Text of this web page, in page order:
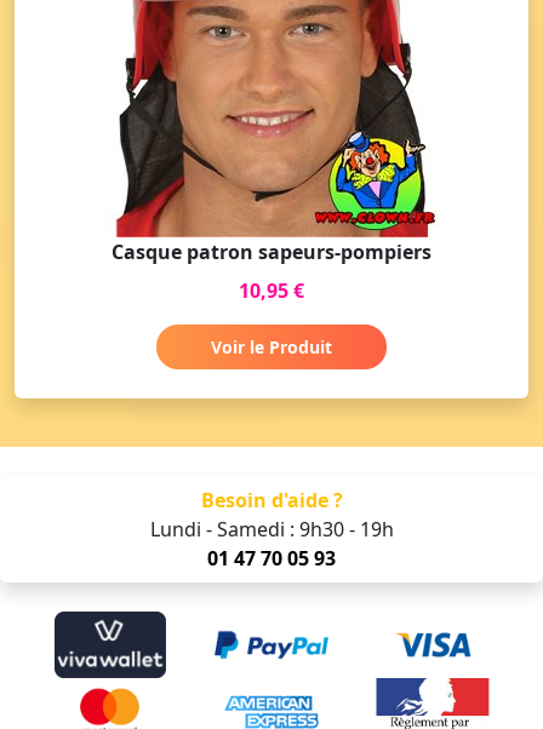
Casque patron sapeurs-pompiers
10,95 €
Voir le Produit
Besoin d'aide ?
Lundi - Samedi : 9h30 - 19h
01 47 70 05 93